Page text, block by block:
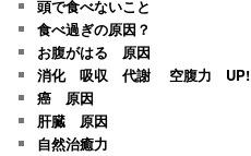
頭で食べないこと
食べ過ぎの原因？
お腹がはる 原因
消化 吸収 代謝 空腹力 UP!
癌 原因
肝臓 原因
自然治癒力